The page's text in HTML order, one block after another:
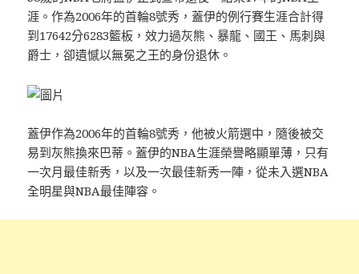
涯。作為2006年的首輪8號秀，蓋伊的例行賽生涯合計得
到17642分6283籃板，效力過灰熊、暴龍、國王、馬刺與
爵士，卻遺憾以無冕之王的身份退休。
蓋伊作為2006年的首輪8號秀，他被火箭選中，隨後被交
易到灰熊換來巴蒂。蓋伊的NBA生涯榮譽略顯單薄，只有
一次月最佳新秀，以及一次最佳新秀一陣，從未入選NBA
全明星與NBA最佳陣容。